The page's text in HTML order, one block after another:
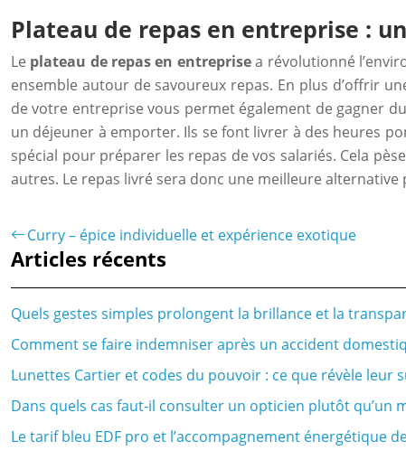
Plateau de repas en entreprise :
Le plateau de repas en entreprisea révolutionné
ensemble autour de savoureux repas. En plus d’offrir
de votre entreprise vous permet également de gagner
un déjeuner à emporter. Ils se font livrer à des heures
spécial pour préparer les repas de vos salariés. Cela
autres. Le repas livré sera donc une meilleure
Curry – épice individuelle et expérience exotique
Articles récents
Quels gestes simples prolongent la brillance et la
Comment se faire indemniser après un accident
Lunettes Cartier et codes du pouvoir : ce que révèle leur
Dans quels cas faut-il consulter un opticien plutôt qu’un
Le tarif bleu EDF pro et l’accompagnement énergétique